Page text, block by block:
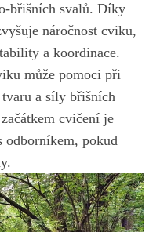
břišních svalů. Díky
náročnost cviku,
a koordinace.
může pomoci při
a síly břišních
‍cvičení ⁣je
odborníkem, pokud